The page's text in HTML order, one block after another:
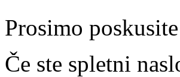
Prosimo
Če ste spletni